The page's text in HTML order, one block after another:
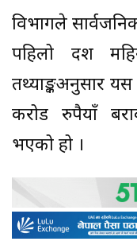
विभागले
पहिलो दश
तथ्याङ्कअनुसार
करोड रुपैयाँ
भएको हो ।